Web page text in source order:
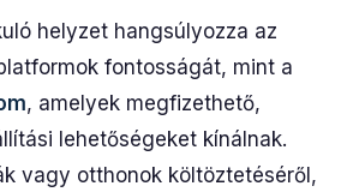
helyzet hangsúlyozza az
fontosságát, mint a
, amelyek megfizethető,
lehetőségeket kínálnak.
vagy otthonok költöztetéséről,